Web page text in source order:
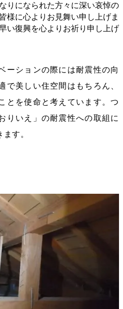
りになられた方々に深い哀悼の
様に心よりお見舞い申し上げま
い復興を心よりお祈り申し上げ
ーションの際には耐震性の向
で美しい住空間はもちろん、
とを使命と考えています。つ
りいえ」の耐震性への取組に
す。